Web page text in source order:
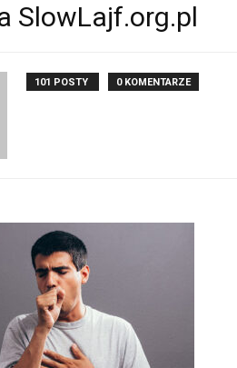
SlowLajf.org.pl
101 POSTY 0 KOMENTARZE